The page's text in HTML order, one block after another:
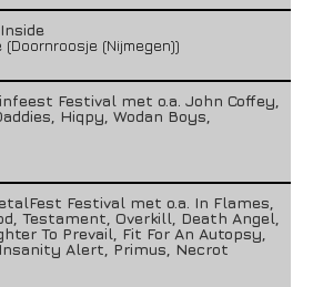
(Doornroosje (Nijmegen))
Festival met o.a. John Coffey,
Hiqpy, Wodan Boys,
Festival met o.a. In Flames,
Testament, Overkill, Death Angel,
To Prevail, Fit For An Autopsy,
Alert, Primus, Necrot